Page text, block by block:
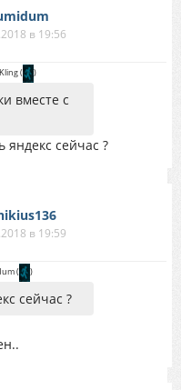
в 19:56
( )
вместе с
сейчас ?
в 19:59
( )
сейчас ?